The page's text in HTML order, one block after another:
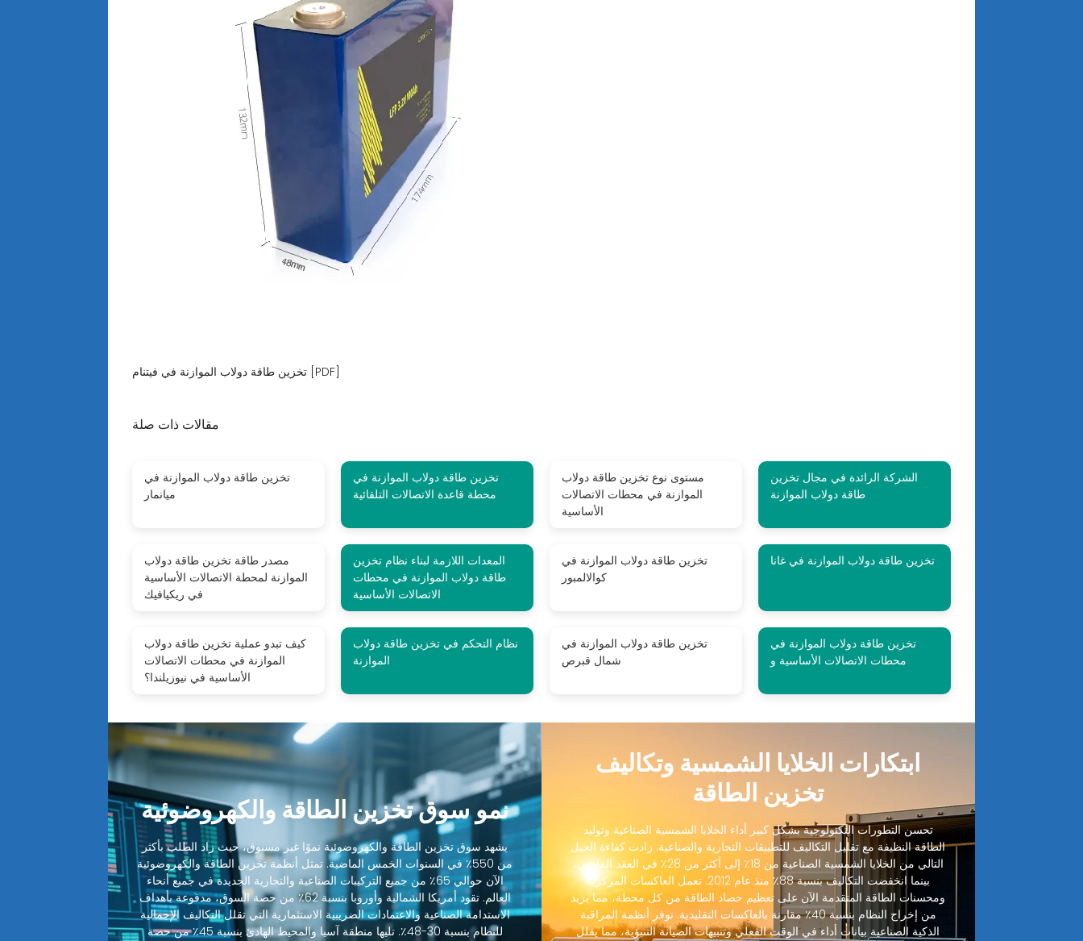
تخزين طاقة دولاب الموازنة في فيتنام [PDF]
مقالات ذات صلة
تخزين طاقة دولاب الموازنة في
ميانمار
تخزين طاقة دولاب الموازنة في
محطة قاعدة الاتصالات التلقائية
مستوى نوع تخزين طاقة دولاب
الموازنة في محطات الاتصالات
الأساسية
الشركة الرائدة في مجال تخزين
طاقة دولاب الموازنة
مصدر طاقة تخزين طاقة دولاب
الموازنة لمحطة الاتصالات الأساسية
في ريكيافيك
المعدات اللازمة لبناء نظام تخزين
طاقة دولاب الموازنة في محطات
الاتصالات الأساسية
تخزين طاقة دولاب الموازنة في
كوالالمبور
تخزين طاقة دولاب الموازنة في غانا
كيف تبدو عملية تخزين طاقة دولاب
الموازنة في محطات الاتصالات
الأساسية في نيوزيلندا؟
نظام التحكم في تخزين طاقة دولاب
الموازنة
تخزين طاقة دولاب الموازنة في
شمال قبرص
تخزين طاقة دولاب الموازنة في
محطات الاتصالات الأساسية و
نمو سوق تخزين الطاقة والكهروضوئية
يشهد سوق تخزين الطاقة والكهروضوئية نموًا غير مسبوق، حيث زاد الطلب بأكثر
من 550٪ في السنوات الخمس الماضية. تمثل أنظمة تخزين الطاقة والكهروضوئية
الآن حوالي 65٪ من جميع التركيبات الصناعية والتجارية الجديدة في جميع أنحاء
العالم. تقود أمريكا الشمالية وأوروبا بنسبة 62٪ من حصة السوق، مدفوعة بأهداف
الاستدامة الصناعية والاعتمادات الضريبية الاستثمارية التي تقلل التكاليف الإجمالية
للنظام بنسبة 30-48٪. تليها منطقة آسيا والمحيط الهادئ بنسبة 45٪ من حصة
ابتكارات الخلايا الشمسية وتكاليف
تخزين الطاقة
تحسن التطورات التكنولوجية بشكل كبير أداء الخلايا الشمسية الصناعية وتوليد
الطاقة النظيفة مع تقليل التكاليف للتطبيقات التجارية والصناعية. زادت كفاءة الجيل
التالي من الخلايا الشمسية الصناعية من 18٪ إلى أكثر من 28٪ في العقد الماضي،
بينما انخفضت التكاليف بنسبة 88٪ منذ عام 2012. تعمل العاكسات المركزية
ومحسنات الطاقة المتقدمة الآن على تعظيم حصاد الطاقة من كل محطة، مما يزيد
من إخراج النظام بنسبة 40٪ مقارنة بالعاكسات التقليدية. توفر أنظمة المراقبة
الذكية الصناعية بيانات أداء في الوقت الفعلي وتنبيهات الصيانة التنبؤية، مما يقلل